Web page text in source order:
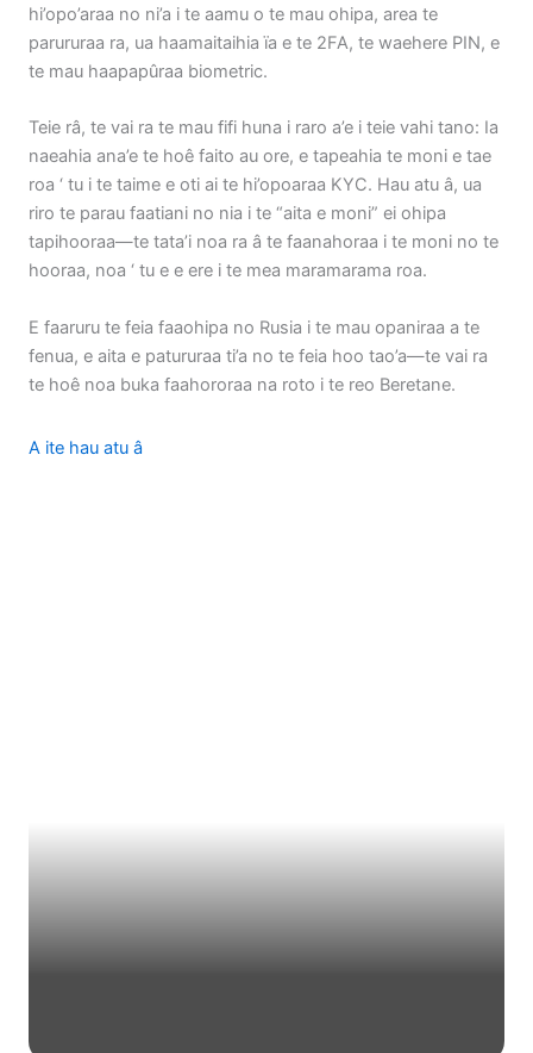
hi’opo’araa no ni’a i te aamu o te mau ohipa, area te
parururaa ra, ua haamaitaihia ïa e te 2FA, te waehere PIN, e
te mau haapapûraa biometric.
Teie râ, te vai ra te mau fifi huna i raro a’e i teie vahi tano: Ia
naeahia ana’e te hoê faito au ore, e tapeahia te moni e tae
roa ‘ tu i te taime e oti ai te hi’opoaraa KYC. Hau atu â, ua
riro te parau faatiani no nia i te “aita e moni” ei ohipa
tapihooraa—te tata’i noa ra â te faanahoraa i te moni no te
hooraa, noa ‘ tu e e ere i te mea maramarama roa.
E faaruru te feia faaohipa no Rusia i te mau opaniraa a te
fenua, e aita e patururaa ti’a no te feia hoo tao’a—te vai ra
te hoê noa buka faahororaa na roto i te reo Beretane.
A ite hau atu â